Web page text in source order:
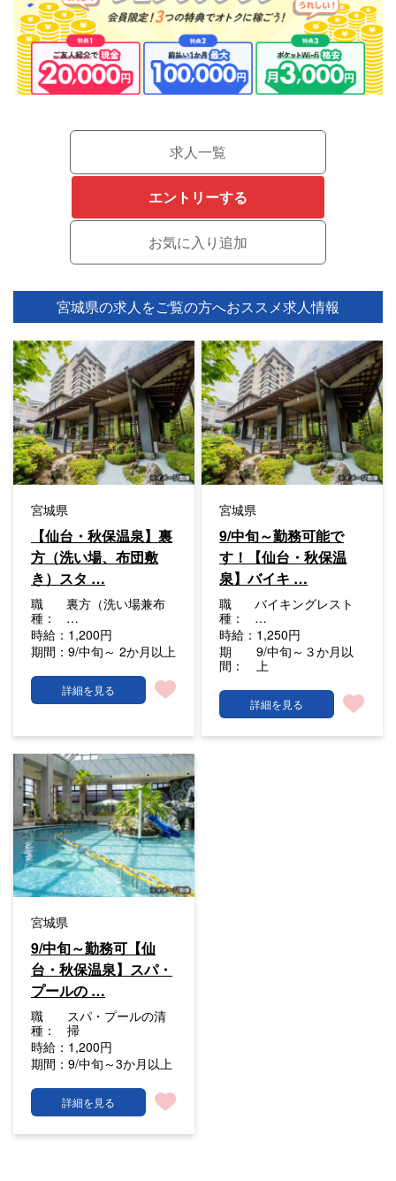
求人一覧
エントリーする
宮城県の求人をご覧の方へおススメ求人情報
宮城県
【仙台・秋保温泉】裏
方（洗い場、布団敷
き）スタ …
職
種：
裏方（洗い場兼布
…
時給： 1,200円
期間： 9/中旬～ 2か月以上
詳細を見る
宮城県
9/中旬～勤務可能で
す！【仙台・秋保温
泉】バイキ …
職
種：
バイキングレスト
…
時給： 1,250円
期
間：
9/中旬～３か月以
上
詳細を見る
宮城県
9/中旬～勤務可【仙
台・秋保温泉】スパ・
プールの …
職
種：
スパ・プールの清
掃
時給： 1,200円
期間： 9/中旬～3か月以上
詳細を見る